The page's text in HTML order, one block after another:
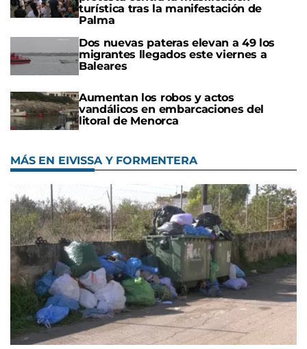
turística tras la manifestación de
Palma
Dos nuevas pateras elevan a 49 los
migrantes llegados este viernes a
Baleares
Aumentan los robos y actos
vandálicos en embarcaciones del
litoral de Menorca
MÁS EN EIVISSA Y FORMENTERA